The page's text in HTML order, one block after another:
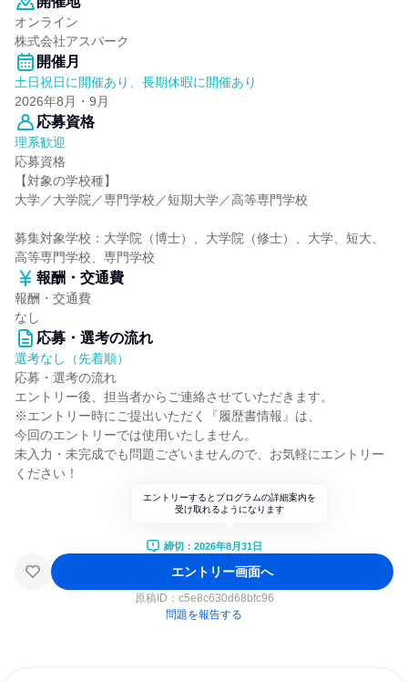
オンライン
株式会社アスパーク
開催月
土日祝日に開催あり、長期休暇に開催あり
2026年8月・9月
応募資格
理系歓迎
応募資格
【対象の学校種】
大学／大学院／専門学校／短期大学／高等専門学校
募集対象学校：大学院（博士）、大学院（修士）、大学、短大、
高等専門学校、専門学校
報酬・交通費
報酬・交通費
なし
応募・選考の流れ
選考なし（先着順）
応募・選考の流れ
エントリー後、担当者からご連絡させていただきます。
※エントリー時にご提出いただく『履歴書情報』は、
今回のエントリーでは使用いたしません。
未入力・未完成でも問題ございませんので、お気軽にエントリー
ください！
エントリーするとプログラムの詳細案内を
受け取れるようになります
締切：2026年8月31日
エントリー画面へ
原稿ID： c5e8c630d68bfc96
問題を報告する